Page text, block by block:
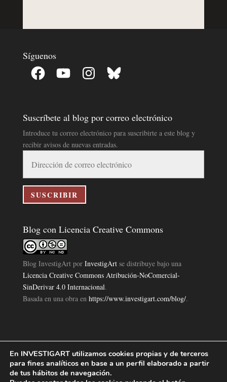
Síguenos
Facebook YouTube InstagramBluesky
Suscríbete al blog por correo electrónico
Introduce tu correo electrónico para suscribirte a este blog y
recibir avisos de nuevas entradas.
correo
electrónico
SUSCRIBIR
Blog con Licencia Creative Commons
Blog InvestigArtpor InvestigArtse distribuye bajo una
Licencia Creative Commons Atribución-NoComercial-
SinDerivar 4.0 Internacional.
Basada en una obra en https://www.investigart.com/blog/.
Política de Privacidad|Aviso Legal|Política de Cookies|
Investigart Copyright © 2019. |
En INVESTIGART utilizamos cookies propias y de terceros
para fines analíticos en base a un perfil elaborado a partir
de tus hábitos de navegación.